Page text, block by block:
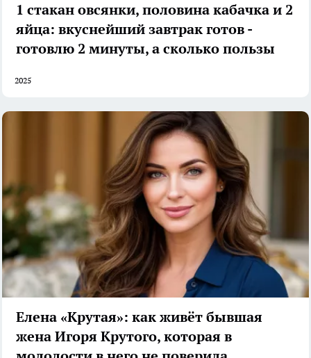
1 стакан овсянки, половина кабачка и 2
яйца: вкуснейший завтрак готов -
готовлю 2 минуты, а сколько пользы
2025
Елена «Крутая»: как живёт бывшая
жена Игоря Крутого, которая в